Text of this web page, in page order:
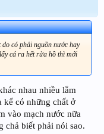
có phải nguồn nước hay
cá ra hết rửa hồ thì mới
nhau nhiều lắm
kể có những chất ở
vào mạch nước nữa
chả biết phải nói sao.